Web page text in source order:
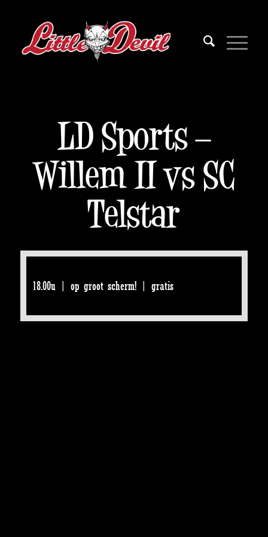
LD Sports –
Willem II vs SC
Telstar
18.00u | op groot scherm! | gratis